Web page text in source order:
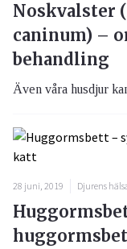
Noskvalster
caninum) –
behandling
Även våra husdjur
28 juni, 2019 Djurens